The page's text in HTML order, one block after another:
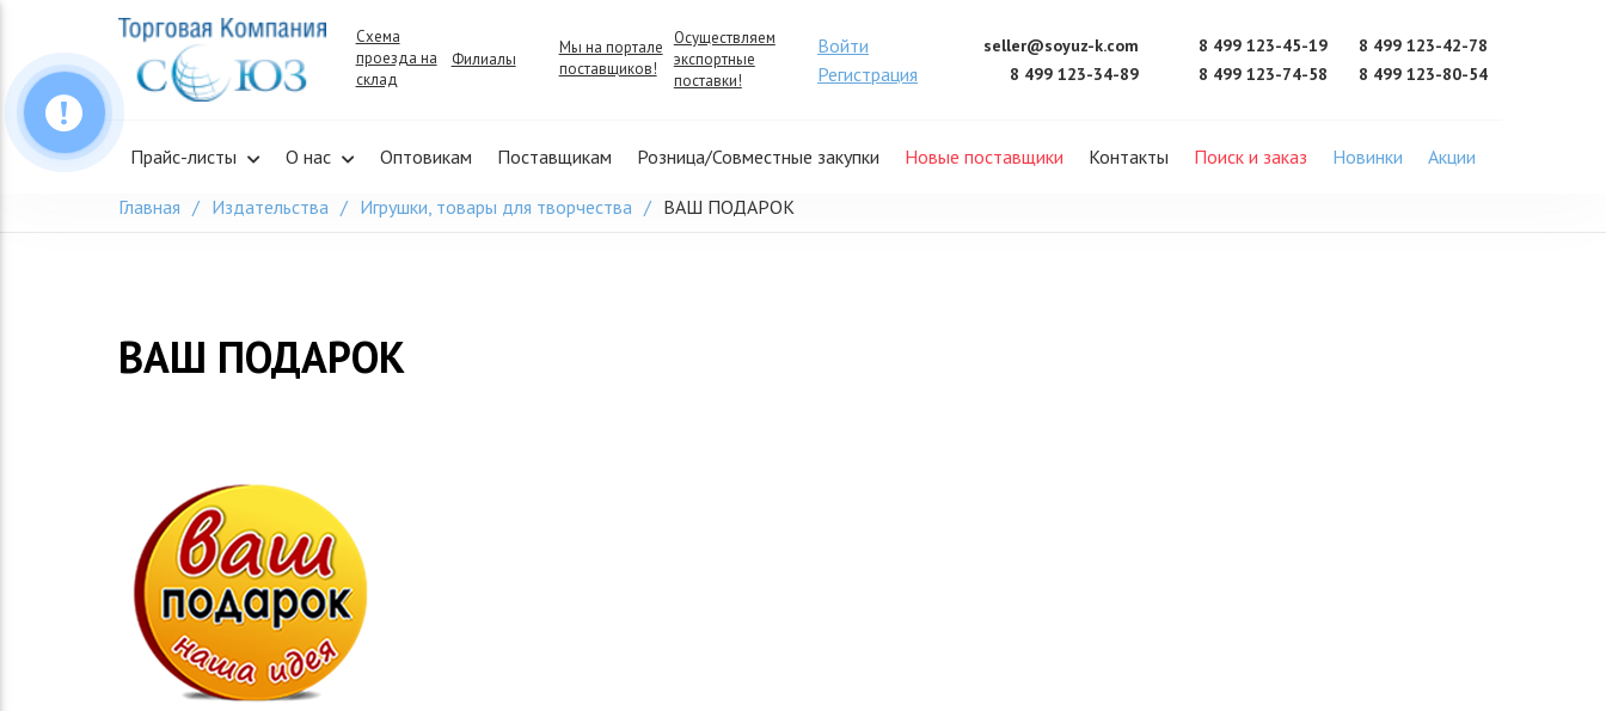
content
Схема
проезда на
склад
Филиалы
Мы на портале
поставщиков!
Осуществляем
экспортные
поставки!
Войти
Регистрация
seller@soyuz-k.com
8 499 123-34-89
8 499 123-45-19
8 499 123-42-78
8 499 123-74-58
8 499 123-80-54
Прайс-листы О нас Оптовикам Поставщикам Розница/Совместные закупки Новые поставщики Контакты Поиск и заказ Новинки Акции
Главная Издательства Игрушки, товары для творчества ВАШ ПОДАРОК
ВАШ ПОДАРОК